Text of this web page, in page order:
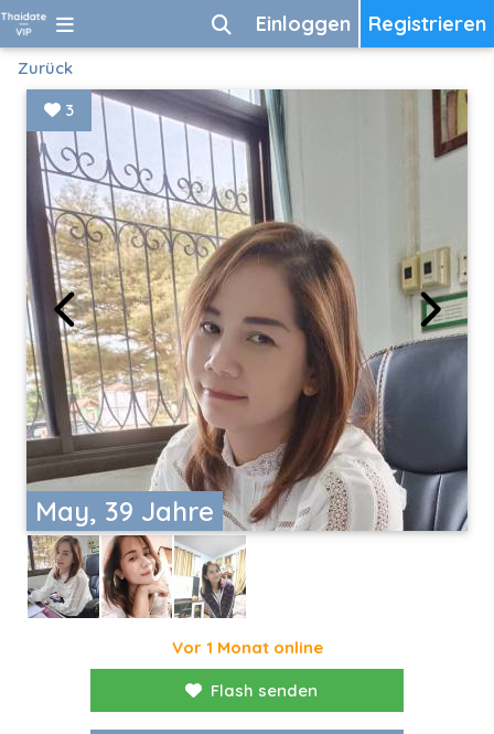
Registrieren
Einloggen
Zurück
May, 39 Jahre
3
Vor 1 Monat online
Flash senden